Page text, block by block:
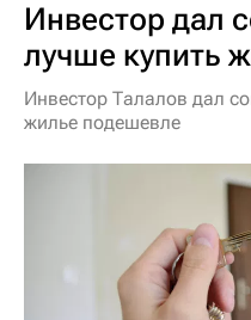
Инвестор дал
лучше купить
Инвестор Талалов дал
жилье подешевле